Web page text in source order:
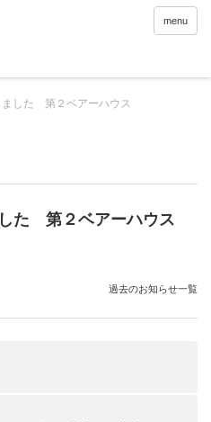
menu
ました 第２ベアーハウス
た 第２ベアーハウス
過去のお知らせ一覧